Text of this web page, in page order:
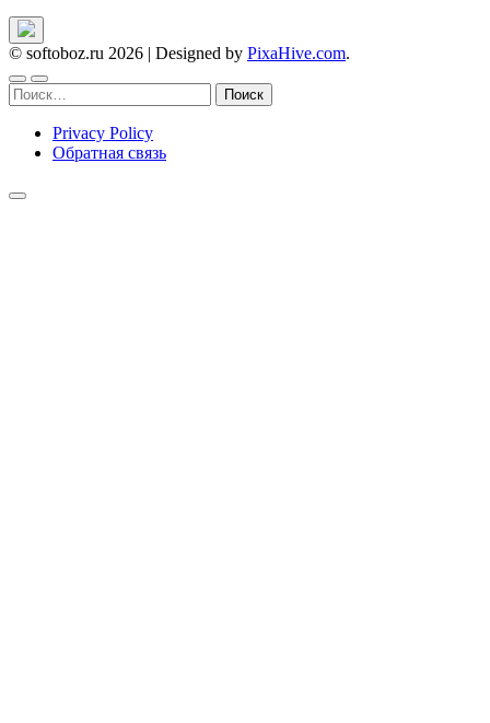
© softoboz.ru 2026 | Designed by PixaHive.com.
Найти:
Privacy Policy
Обратная связь